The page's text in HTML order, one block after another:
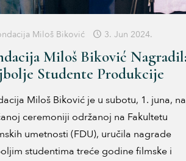
Miloš Biković 3. Jun 2024.
Miloš Biković
Studente Produkcije
Miloš Biković je u subotu, 1. juna, na
ceremoniji održanoj na Fakultetu
umetnosti (FDU), uručila nagrade
studentima treće godine filmske i